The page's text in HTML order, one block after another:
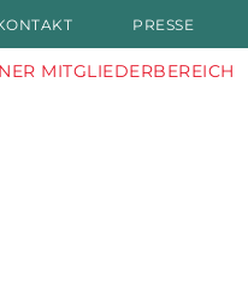
PRESSE
MITGLIEDERBEREICH